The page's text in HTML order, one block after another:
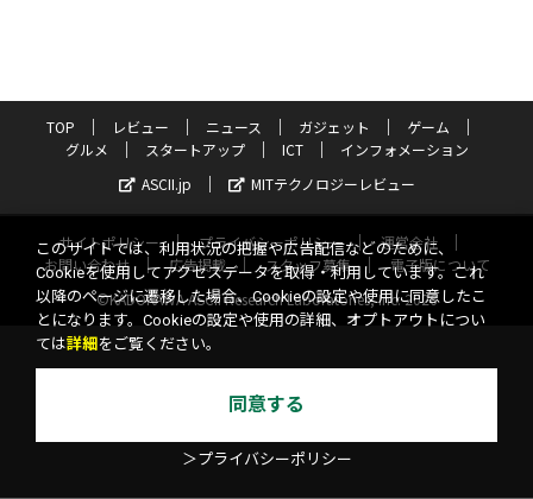
TOP レビュー ニュース ガジェット
ゲーム
グルメ
スタートアップ ICT
インフォメーション
ASCII.jp
MITテクノロジーレビュー
サイトポリシー プライバシーポリシー
運営会社
お問い合わせ
広告掲載 スタッフ募集
電子版について
©KADOKAWA ASCII Research Laboratories, Inc. 2026
このサイトでは、利用状況の把握や広告配信などのために、
Cookieを使用してアクセスデータを取得・利用しています。これ
以降のページに遷移した場合、Cookieの設定や使用に同意したこ
とになります。Cookieの設定や使用の詳細、オプトアウトについ
ては詳細 をご覧ください。
同意する
＞プライバシーポリシー